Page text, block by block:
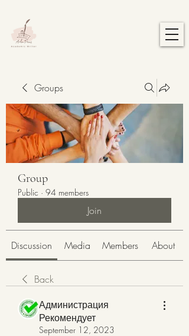
Groups
Group
Public · 94 members
Join
Discussion Media Members About
Back
Администрация
Рекомендует
September 12, 2023